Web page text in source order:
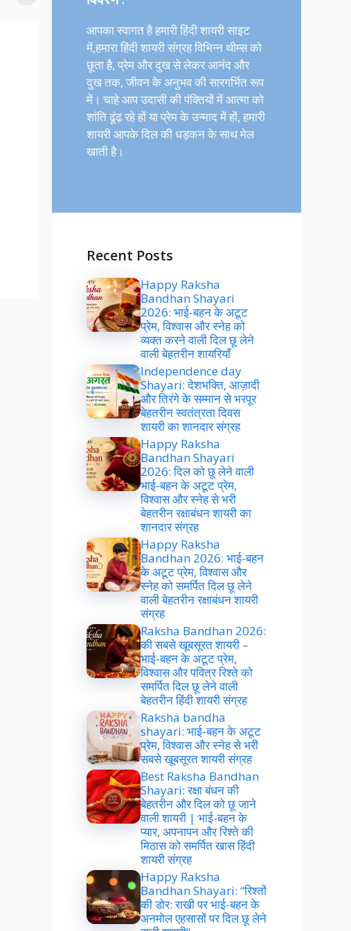
आपका स्वागत है हमारी हिंदी शायरी साइट
में,हमारा हिंदी शायरी संग्रह विभिन्न थीम्स को
छूता है, प्रेम और दुख से लेकर आनंद और
दुख तक, जीवन के अनुभव की सारगर्भित रूप
में। चाहे आप उदासी की पंक्तियों में आत्मा को
शांति ढूंढ़ रहे हों या प्रेम के उन्माद में हों, हमारी
शायरी आपके दिल की धड़कन के साथ मेल
खाती है।
Recent Posts
Happy Raksha
Bandhan Shayari
2026: भाई-बहन के अटूट
प्रेम, विश्वास और स्नेह को
व्यक्त करने वाली दिल छू लेने
वाली बेहतरीन शायरियाँ
Independence day
Shayari: देशभक्ति, आज़ादी
और तिरंगे के सम्मान से भरपूर
बेहतरीन स्वतंत्रता दिवस
शायरी का शानदार संग्रह
Happy Raksha
Bandhan Shayari
2026: दिल को छू लेने वाली
भाई-बहन के अटूट प्रेम,
विश्वास और स्नेह से भरी
बेहतरीन रक्षाबंधन शायरी का
शानदार संग्रह
Happy Raksha
Bandhan 2026: भाई-बहन
के अटूट प्रेम, विश्वास और
स्नेह को समर्पित दिल छू लेने
वाली बेहतरीन रक्षाबंधन शायरी
संग्रह
Raksha Bandhan 2026:
की सबसे खूबसूरत शायरी –
भाई-बहन के अटूट प्रेम,
विश्वास और पवित्र रिश्ते को
समर्पित दिल छू लेने वाली
बेहतरीन हिंदी शायरी संग्रह
Raksha bandha
shayari: भाई-बहन के अटूट
प्रेम, विश्वास और स्नेह से भरी
सबसे खूबसूरत शायरी संग्रह
Best Raksha Bandhan
Shayari: रक्षा बंधन की
बेहतरीन और दिल को छू जाने
वाली शायरी | भाई-बहन के
प्यार, अपनापन और रिश्ते की
मिठास को समर्पित खास हिंदी
शायरी संग्रह
Happy Raksha
Bandhan Shayari: “रिश्तों
की डोर: राखी पर भाई-बहन के
अनमोल एहसासों पर दिल छू लेने